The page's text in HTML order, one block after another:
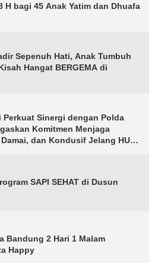
H bagi 45 Anak Yatim dan Dhuafa
Sepenuh Hati, Anak Tumbuh
Hangat BERGEMA di
Perkuat Sinergi dengan Polda
Komitmen Menjaga
dan Kondusif Jelang HUT
SAPI SEHAT di Dusun
Bandung 2 Hari 1 Malam
Happy